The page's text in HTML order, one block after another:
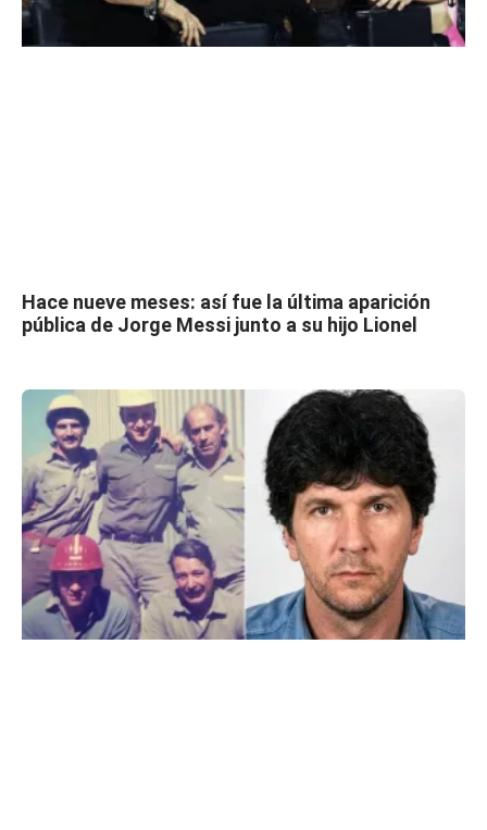
Hace nueve meses: así fue la última aparición
pública de Jorge Messi junto a su hijo Lionel